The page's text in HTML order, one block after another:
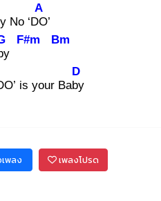
No ‘DO
A
’
F#m Bm
is your Baby
D
พลง เพลงโปรด